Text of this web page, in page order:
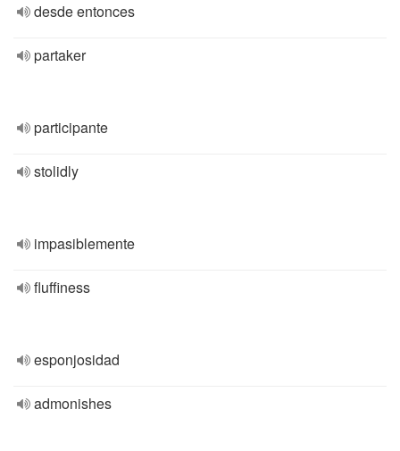
desde entonces
partaker
participante
stolidly
impasiblemente
fluffiness
esponjosidad
admonishes